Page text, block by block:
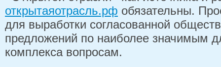
открытаяотрасль.рф обязательны.
для выработки согласованной
предложений по наиболее значимым
комплекса вопросам.